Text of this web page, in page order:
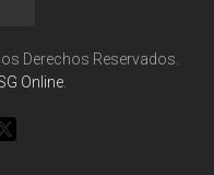
Derechos Reservados.
Online.